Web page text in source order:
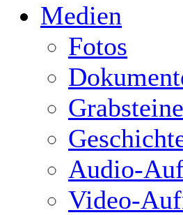
Medien
Fotos
Grabsteine
Audio-
Video-